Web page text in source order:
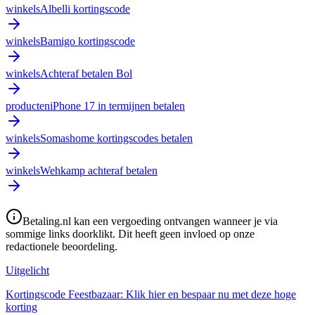
winkelsAlbelli kortingscode
winkelsBamigo kortingscode
winkelsAchteraf betalen Bol
producteniPhone 17 in termijnen betalen
winkelsSomashome kortingscodes betalen
winkelsWehkamp achteraf betalen
Betaling.nl kan een vergoeding ontvangen wanneer je via
sommige links doorklikt. Dit heeft geen invloed op onze
redactionele beoordeling.
Uitgelicht
Kortingscode Feestbazaar: Klik hier en bespaar nu met deze hoge
korting